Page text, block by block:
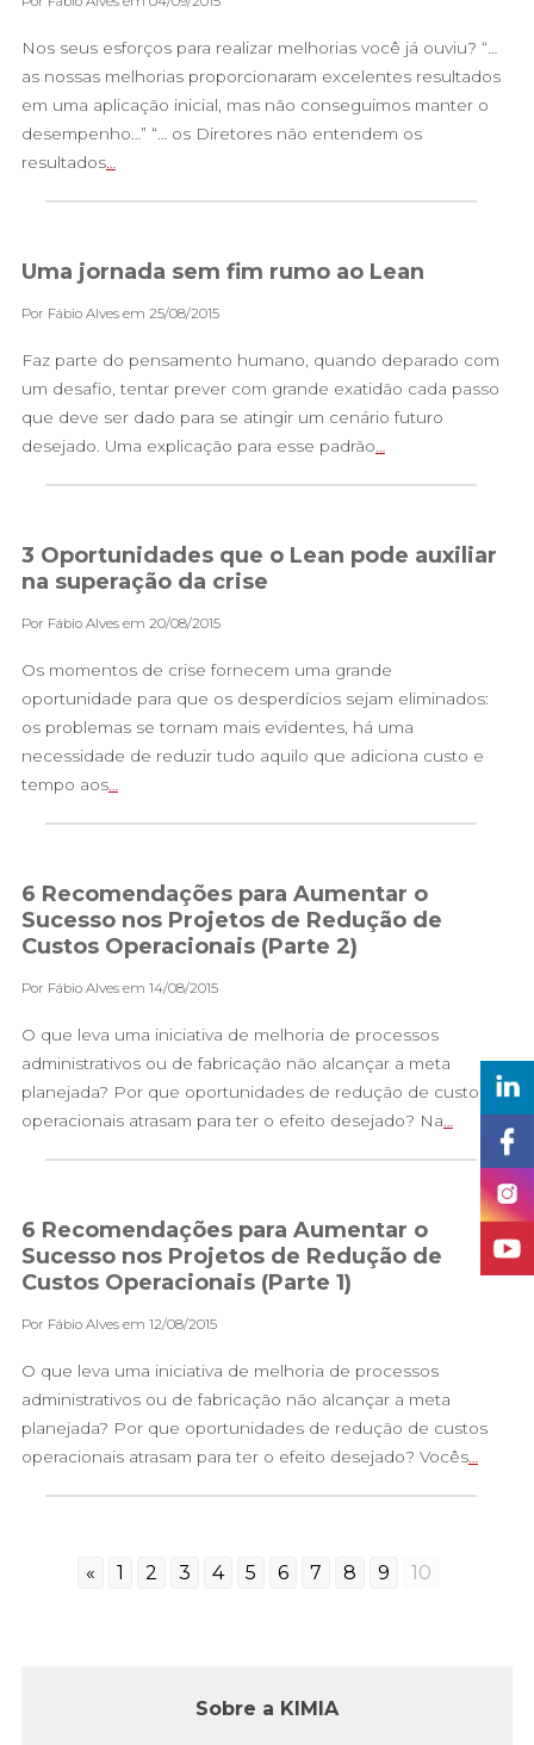
Nos seus esforços para realizar melhorias você já ouviu? “…
as nossas melhorias proporcionaram excelentes resultados
em uma aplicação inicial, mas não conseguimos manter o
desempenho…” “… os Diretores não entendem os
resultados…
Uma jornada sem fim rumo ao Lean
Por Fábio Alves em 25/08/2015
Faz parte do pensamento humano, quando deparado com
um desafio, tentar prever com grande exatidão cada passo
que deve ser dado para se atingir um cenário futuro
desejado. Uma explicação para esse padrão
3 Oportunidades que o Lean pode auxiliar
na superação da crise
Por Fábio Alves em 20/08/2015
Os momentos de crise fornecem uma grande
oportunidade para que os desperdícios sejam eliminados:
os problemas se tornam mais evidentes, há uma
necessidade de reduzir tudo aquilo que adiciona custo e
tempo aos…
6 Recomendações para Aumentar o
Sucesso nos Projetos de Redução de
Custos Operacionais (Parte 2)
Por Fábio Alves em 14/08/2015
O que leva uma iniciativa de melhoria de processos
administrativos ou de fabricação não alcançar a meta
planejada? Por que oportunidades de redução de custos
operacionais atrasam para ter o efeito desejado? Na
6 Recomendações para Aumentar o
Sucesso nos Projetos de Redução de
Custos Operacionais (Parte 1)
Por Fábio Alves em 12/08/2015
O que leva uma iniciativa de melhoria de processos
administrativos ou de fabricação não alcançar a meta
planejada? Por que oportunidades de redução de custos
operacionais atrasam para ter o efeito desejado? Vocês…
« 1 2 3 4 5 6 7 8 9 10
Sobre a KIMIA